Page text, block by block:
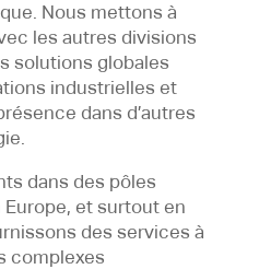
Nous mettons à
les autres divisions
solutions globales
industrielles et
dans d’autres
dans des pôles
et surtout en
des services à
complexes